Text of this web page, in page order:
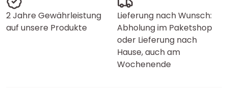
2 Jahre Gewährleistung
auf unsere Produkte
Lieferung nach Wunsch:
Abholung im Paketshop
oder Lieferung nach
Hause, auch am
Wochenende